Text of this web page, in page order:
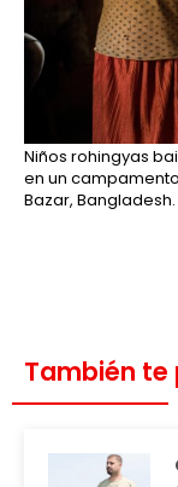
Niños rohingyas
en un
Bazar, Bangladesh.
También te